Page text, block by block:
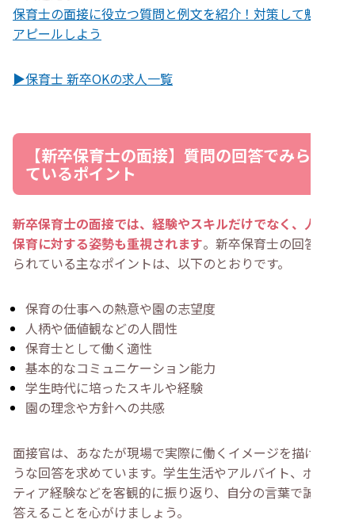
保育士の面接に役立つ質問と例文を紹介！対策して魅力を
アピールしよう
▶保育士 新卒OKの求人一覧
【新卒保育士の面接】質問の回答でみられ
ているポイント
新卒保育士の面接では、経験やスキルだけでなく、人柄や
保育に対する姿勢も重視されます。新卒保育士の回答でみ
られている主なポイントは、以下のとおりです。
保育の仕事への熱意や園の志望度
人柄や価値観などの人間性
保育士として働く適性
基本的なコミュニケーション能力
学生時代に培ったスキルや経験
園の理念や方針への共感
面接官は、あなたが現場で実際に働くイメージを描けるよ
うな回答を求めています。学生生活やアルバイト、ボラン
ティア経験などを客観的に振り返り、自分の言葉で誠実に
答えることを心がけましょう。